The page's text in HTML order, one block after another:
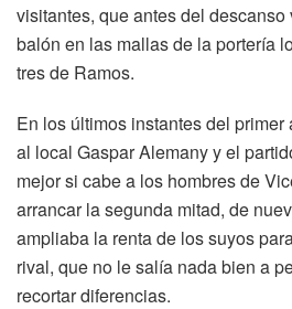
visitantes, que antes del
balón en las mallas de la portería
tres de Ramos.
En los últimos instantes del
al local Gaspar Alemany y el
mejor si cabe a los hombres de
arrancar la segunda mitad, de
ampliaba la renta de los suyos
rival, que no le salía nada bien a
recortar diferencias.